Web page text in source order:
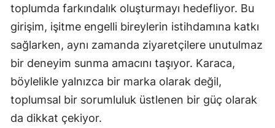
toplumda farkındalık oluşturmayı hedefliyor. Bu
girişim, işitme engelli bireylerin istihdamına katkı
sağlarken, aynı zamanda ziyaretçilere unutulmaz
bir deneyim sunma amacını taşıyor. Karaca,
böylelikle yalnızca bir marka olarak değil,
toplumsal bir sorumluluk üstlenen bir güç olarak
da dikkat çekiyor.